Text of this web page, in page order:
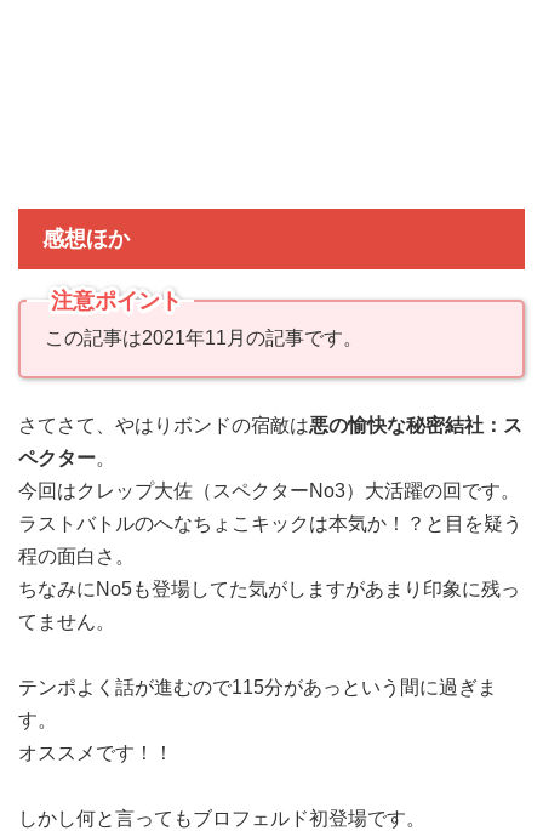
感想ほか
注意ポイント
この記事は2021年11月の記事です。
さてさて、やはりボンドの宿敵は悪の愉快な秘密結社：ス
ペクター。
今回はクレップ大佐（スペクターNo3）大活躍の回です。
ラストバトルのへなちょこキックは本気か！？と目を疑う
程の面白さ。
ちなみにNo5も登場してた気がしますがあまり印象に残っ
てません。
テンポよく話が進むので115分があっという間に過ぎま
す。
オススメです！！
しかし何と言ってもブロフェルド初登場です。